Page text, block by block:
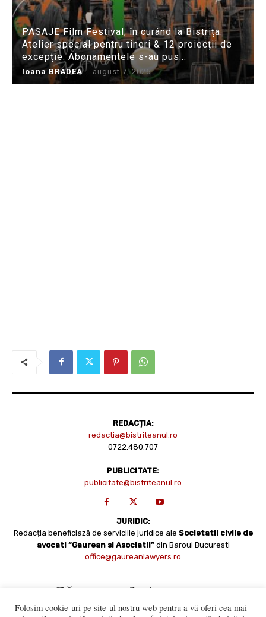
PASAJE Film Festival, în curând la Bistrița:
Atelier special pentru tineri & 12 proiecții de
excepție. Abonamentele s-au pus...
Ioana BRADEA - august 7, 2026
REDACȚIA:
redactia@bistriteanul.ro
0722.480.707
PUBLICITATE:
publicitate@bistriteanul.ro
JURIDIC:
Redacția beneficiază de serviciile juridice ale Societatii civile de
avocati “Gaurean si Asociatii” din Baroul Bucuresti
office@gaureanlawyers.ro
Folosim cookie-uri pe site-ul nostru web pentru a vă oferi cea mai